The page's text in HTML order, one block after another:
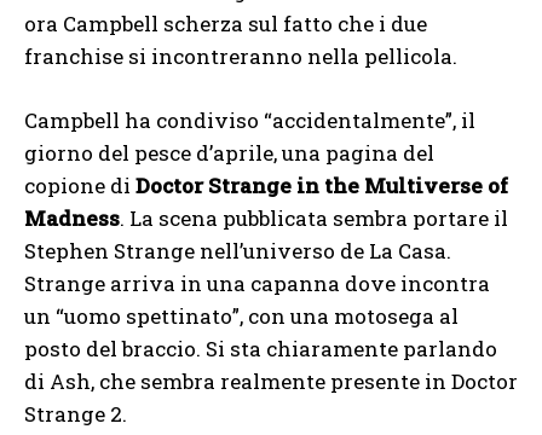
ora Campbell scherza sul fatto che i due
franchise si incontreranno nella pellicola.
Campbell ha condiviso “accidentalmente”, il
giorno del pesce d’aprile, una pagina del
copione di Doctor Strange in the Multiverse of
Madness. La scena pubblicata sembra portare il
Stephen Strange nell’universo de La Casa.
Strange arriva in una capanna dove incontra
un “uomo spettinato”, con una motosega al
posto del braccio. Si sta chiaramente parlando
di Ash, che sembra realmente presente in Doctor
Strange 2.